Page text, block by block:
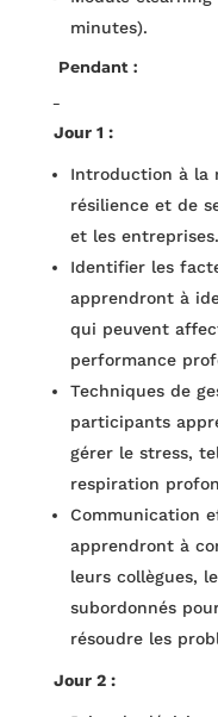
minutes).
Pendant :
Jour 1 :
Introduction à la
résilience et de
et les entreprises.
Identifier les
apprendront à
qui peuvent
performance
Techniques de
participants
gérer le stress,
respiration
Communication
apprendront à
leurs collègues,
subordonnés
résoudre les
Jour 2 :